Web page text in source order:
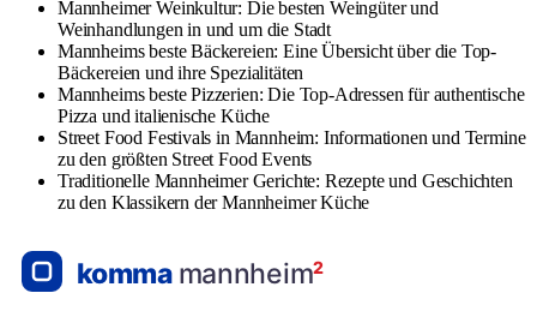
Mannheimer Weinkultur: Die besten Weingüter und
Weinhandlungen in und um die Stadt
Mannheims beste Bäckereien: Eine Übersicht über die Top-
Bäckereien und ihre Spezialitäten
Mannheims beste Pizzerien: Die Top-Adressen für authentische
Pizza und italienische Küche
Street Food Festivals in Mannheim: Informationen und Termine
zu den größten Street Food Events
Traditionelle Mannheimer Gerichte: Rezepte und Geschichten
zu den Klassikern der Mannheimer Küche